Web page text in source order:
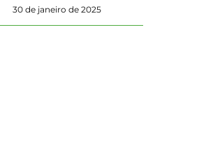
30 de janeiro de 2025